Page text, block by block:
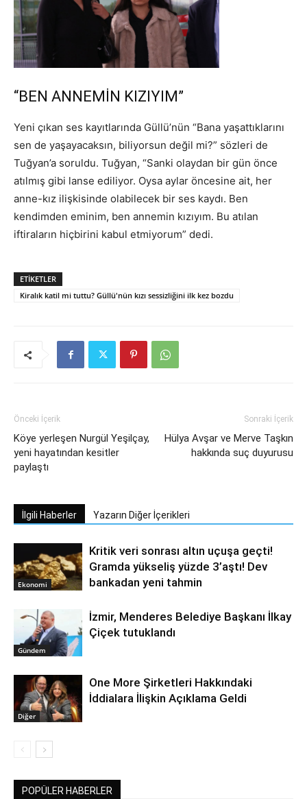
“BEN ANNEMİN KIZIYIM”
Yeni çıkan ses kayıtlarında Güllü’nün “Bana yaşattıklarını
sen de yaşayacaksın, biliyorsun değil mi?” sözleri de
Tuğyan’a soruldu. Tuğyan, “Sanki olaydan bir gün önce
atılmış gibi lanse ediliyor. Oysa aylar öncesine ait, her
anne-kız ilişkisinde olabilecek bir ses kaydı. Ben
kendimden eminim, ben annemin kızıyım. Bu atılan
iftiraların hiçbirini kabul etmiyorum” dedi.
ETIKETLER
Kiralık katil mi tuttu? Güllü'nün kızı sessizliğini ilk kez bozdu
Önceki İçerik
Köye yerleşen Nurgül Yeşilçay,
yeni hayatından kesitler
paylaştı
Sonraki İçerik
Hülya Avşar ve Merve Taşkın
hakkında suç duyurusu
İlgili Haberler Yazarın Diğer İçerikleri
Ekonomi
Kritik veri sonrası altın uçuşa geçti!
Gramda yükseliş yüzde 3’aştı! Dev
bankadan yeni tahmin
Gündem
İzmir, Menderes Belediye Başkanı İlkay
Çiçek tutuklandı
Diğer
One More Şirketleri Hakkındaki
İddialara İlişkin Açıklama Geldi
POPÜLER HABERLER